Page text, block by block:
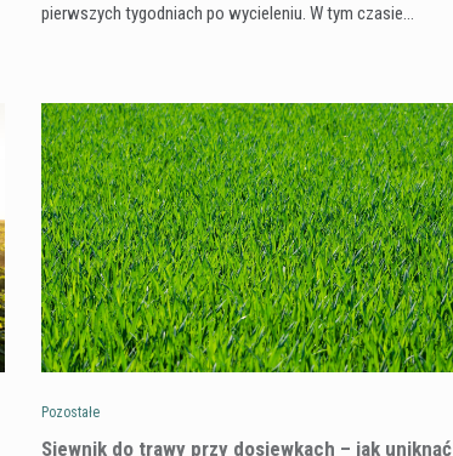
pierwszych tygodniach po wycieleniu. W tym czasie…
Pozostałe
Siewnik do trawy przy dosiewkach – jak uniknąć